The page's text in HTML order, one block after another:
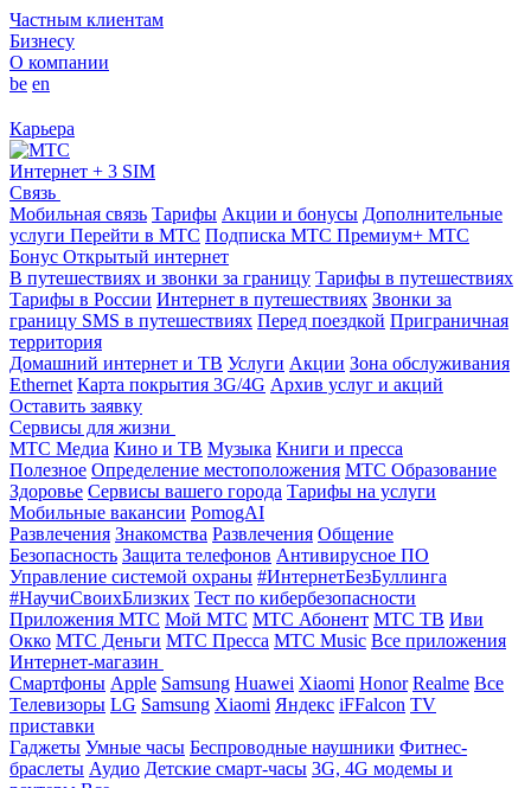
Частным клиентам
Бизнесу
О компании
be en
Карьера
Интернет + 3 SIM
Связь
Мобильная связь Тарифы Акции и бонусы Дополнительные
услуги Перейти в МТС Подписка МТС Премиум+ МТС
Бонус Открытый интернет
В путешествиях и звонки за границу Тарифы в путешествиях
Тарифы в России Интернет в путешествиях Звонки за
границу SMS в путешествиях Перед поездкой Приграничная
территория
Домашний интернет и ТВ Услуги Акции Зона обслуживания
Ethernet Карта покрытия 3G/4G Архив услуг и акций
Оставить заявку
Сервисы для жизни
МТС Медиа Кино и ТВ Музыка Книги и пресса
Полезное Определение местоположения МТС Образование
Здоровье Сервисы вашего города Тарифы на услуги
Мобильные вакансии PomogAI
Развлечения Знакомства Развлечения Общение
Безопасность Защита телефонов Антивирусное ПО
Управление системой охраны #ИнтернетБезБуллинга
#НаучиСвоихБлизких Тест по кибербезопасности
Приложения МТС Мой МТС МТС Абонент МТС ТВ Иви
Окко МТС Деньги МТС Пресса МТС Music Все приложения
Интернет-магазин
Смартфоны Apple Samsung Huawei Xiaomi Honor Realme Все
Телевизоры LG Samsung Xiaomi Яндекс iFFalcon TV
приставки
Гаджеты Умные часы Беспроводные наушники Фитнес-
браслеты Аудио Детские смарт-часы 3G, 4G модемы и